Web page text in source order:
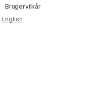
Brugervilkår
English